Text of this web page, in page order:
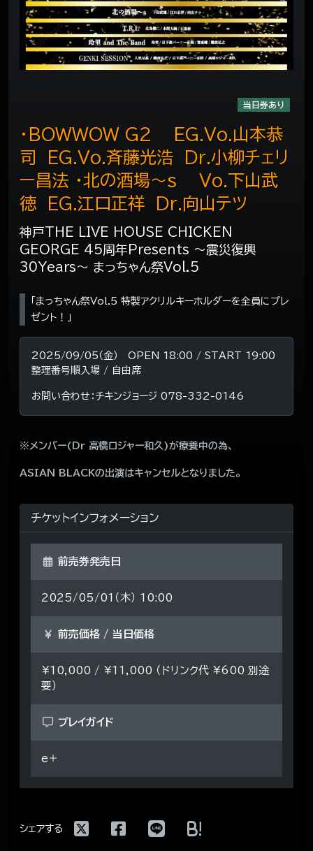
当日券あり
神戸THE LIVE HOUSE CHICKEN
GEORGE 45周年Presents 〜震災復興
30Years〜 まっちゃん祭Vol.5
・BOWWOW G2 EG.Vo.山本恭
司 EG.Vo.斉藤光浩 Dr.小柳チェリ
ー昌法 ・北の酒場～ｓ Vo.下山武
徳 EG.江口正祥 Dr.向山テツ
「まっちゃん祭Vol.5 特製アクリルキーホルダーを全員にプレ
ゼント！」
2025/09/05（金） OPEN 18:00 / START 19:00
整理番号順入場 / 自由席
お問い合わせ：チキンジョージ 078-332-0146
※メンバー(Dr 高橋ロジャー和久)が療養中の為、
ASIAN BLACKの出演はキャンセルとなりました。
チケットインフォメーション
前売券発売日
2025/05/01（木） 10:00
前売価格 / 当日価格
¥10,000 / ¥11,000 （ドリンク代 ¥600 別途
要）
プレイガイド
e＋
シェアする !